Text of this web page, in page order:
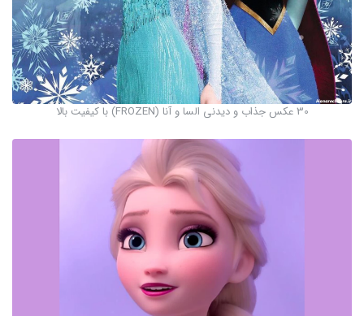
30 عکس جذاب و دیدنی السا و آنا (FROZEN) با کیفیت بالا